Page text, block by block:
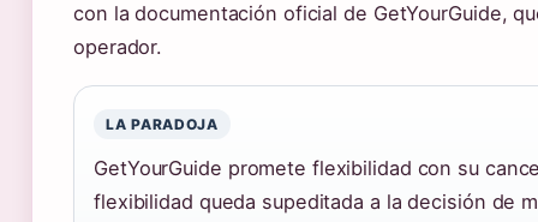
con la documentación oficial de GetYourGuide,
operador.
LA PARADOJA
GetYourGuide promete flexibilidad con su
flexibilidad queda supeditada a la decisión de